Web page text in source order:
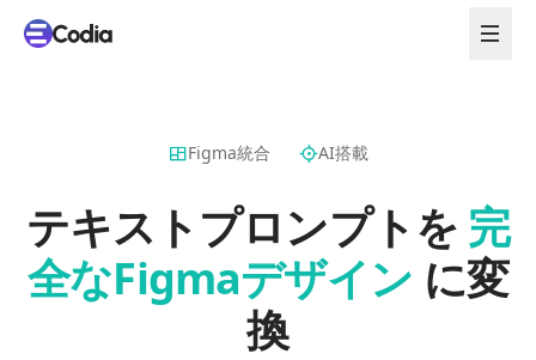
Figma統合 AI搭載
テキストプロンプトを 完
全なFigmaデザイン に変
換